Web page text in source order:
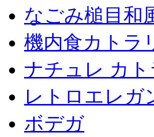
なごみ槌目和
機内食カトラ
ナチュレ カト
レトロエレガ
ボデガ